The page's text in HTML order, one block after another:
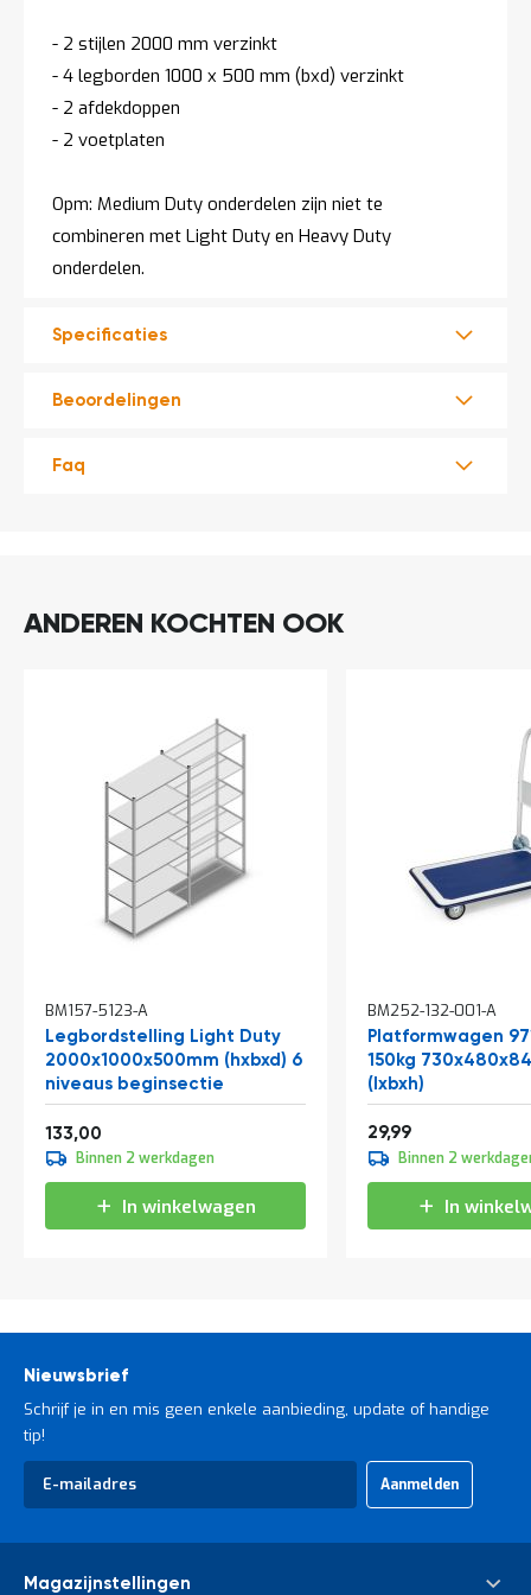
- 2 stijlen 2000 mm verzinkt
- 4 legborden 1000 x 500 mm (bxd) verzinkt
- 2 afdekdoppen
- 2 voetplaten
Opm: Medium Duty onderdelen zijn niet te
combineren met Light Duty en Heavy Duty
onderdelen.
Specificaties
Beoordelingen
Faq
ANDEREN KOCHTEN OOK
BM157-5123-A
Legbordstelling Light Duty
2000x1000x500mm (hxbxd) 6
niveaus beginsectie
Vanaf
133,00
Binnen 2 werkdagen
In winkelwagen
BM252-132-001-A
Platformwagen
150kg
(lxbxh)
29,99
winkelwagen
Binnen 2
In
Nieuwsbrief
Schrijf je in en mis geen enkele aanbieding, update of handige
tip!
Abonneer
op
Aanmelden
Magazijnstellingen